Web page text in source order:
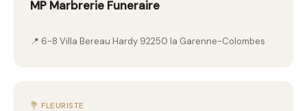
MP Marbrerie Funeraire
📍 6-8 Villa Bereau Hardy 92250 la Garenne-Colombes
💐 FLEURISTE